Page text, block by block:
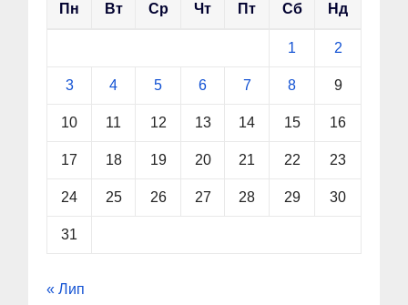
Пн Вт Ср Чт Пт Сб Нд
1 2
3 4 5 6 7 8 9
10 11 12 13 14 15 16
17 18 19 20 21 22 23
24 25 26 27 28 29 30
31
« Лип